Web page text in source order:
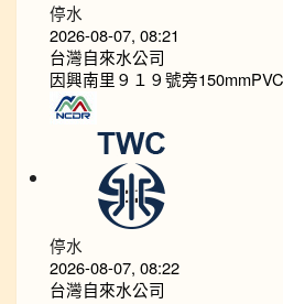
停水
2026-08-07, 08:21
台灣自來水公司
因興南里９１９號旁
停水
2026-08-07, 08:22
台灣自來水公司